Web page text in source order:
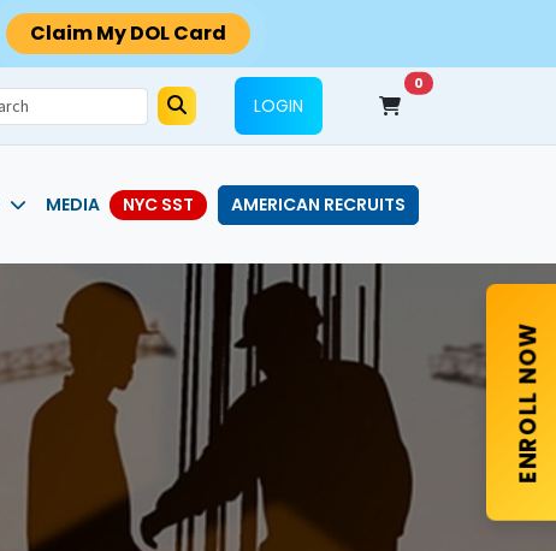
Claim My DOL Card
LOGIN
0
MEDIA NYC SST AMERICAN RECRUITS
ENROLL NOW